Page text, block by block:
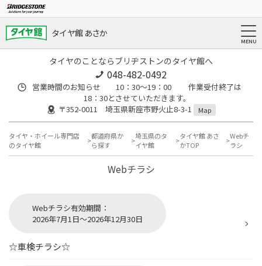
タイヤ館 あさか
タイヤのことならブリヂストンのタイヤ館へ
048-482-0492
営業時間のお知らせ 10：30～19：00 作業受付終了は
18：30とさせていただきます。
〒352-0011 埼玉県新座市野火止8-3-1
Map
タイヤ・ホイール専門店
のタイヤ館
都道府県か
ら探す
埼玉県のタ
イヤ館
タイヤ館 あさ
かTOP
Webチ
ラシ
Webチラシ
Webチラシ有効期間：
2026年7月1日～2026年12月30日
☆車検チラシ☆